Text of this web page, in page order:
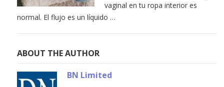
vaginal en tu ropa interior es
normal. El flujo es un líquido …
ABOUT THE AUTHOR
BN Limited